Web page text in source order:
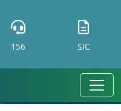
156 SIC